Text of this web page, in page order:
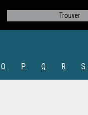
O P Q R S